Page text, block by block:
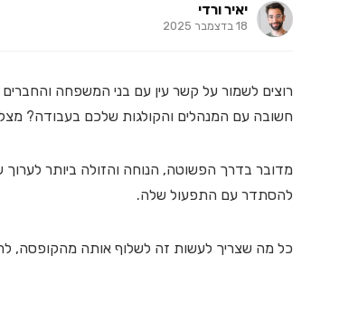
יאיר ורדי
18 בדצמבר 2025
רוצים לשמור על קשר עין עם בני המשפחה
חשובה עם המנהלים והקולגות שלכם בעבודה?
מדובר בדרך הפשוטה, הנוחה והזולה ביותר
להסתדר עם התפעול שלה.
כל מה שצריך לעשות זה לשלוף אותה מהקופסה,